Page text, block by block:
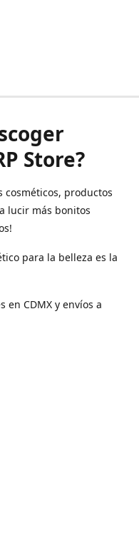
Store?
cosméticos, productos
lucir más bonitos
la belleza es la
en CDMX y envíos a